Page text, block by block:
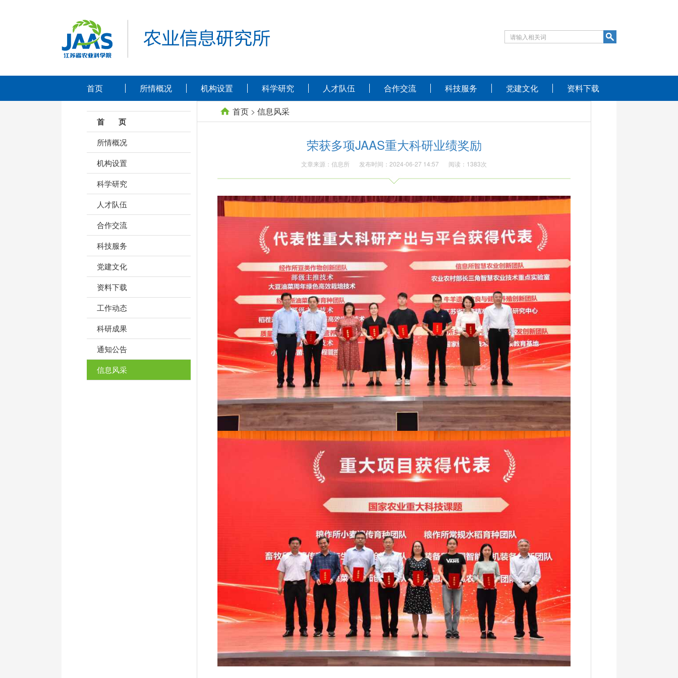
首页 所情概况 机构设置 科学研究 人才队伍 合作交流 科技服务 党建文化 资料下载
首 页
所情概况
机构设置
科学研究
人才队伍
合作交流
科技服务
党建文化
资料下载
工作动态
科研成果
通知公告
信息风采
首页 > 信息风采
荣获多项JAAS重大科研业绩奖励
文章来源：信息所 发布时间：2024-06-27 14:57 阅读： 1383次